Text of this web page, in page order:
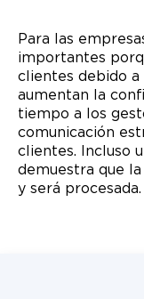
Para las
importantes
clientes debido a
aumentan la
tiempo a los
comunicación
clientes. Incluso
demuestra que
y será procesada.